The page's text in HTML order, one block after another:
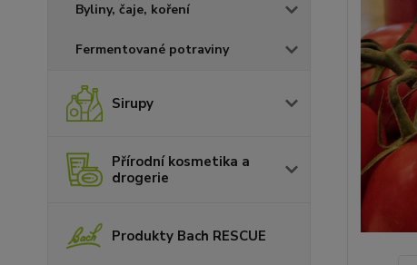
Byliny, čaje, koření
Fermentované potraviny
Sirupy
Přírodní kosmetika a
drogerie
Produkty Bach RESCUE